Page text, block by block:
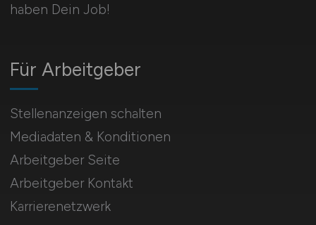
haben Dein Job!
Für Arbeitgeber
Stellenanzeigen schalten
Mediadaten & Konditionen
Arbeitgeber Seite
Arbeitgeber Kontakt
Karrierenetzwerk